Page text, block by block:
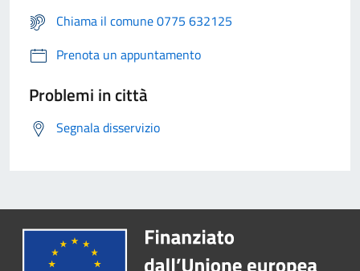
Chiama il comune 0775 632125
Prenota un appuntamento
Problemi in città
Segnala disservizio